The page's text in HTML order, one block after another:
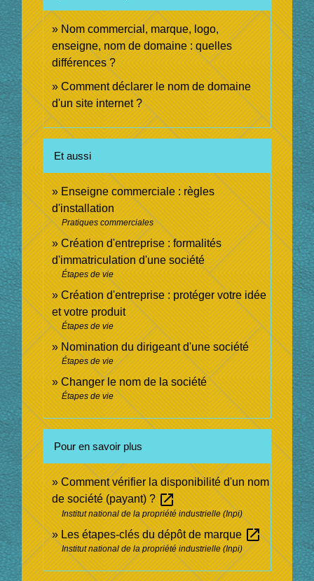
Nom commercial, marque, logo,
enseigne, nom de domaine : quelles
différences ?
Comment déclarer le nom de domaine
d'un site internet ?
Et aussi
Enseigne commerciale : règles
d'installation
Pratiques commerciales
Création d'entreprise : formalités
d'immatriculation d'une société
Étapes de vie
Création d'entreprise : protéger votre idée
et votre produit
Étapes de vie
Nomination du dirigeant d'une société
Étapes de vie
Changer le nom de la société
Étapes de vie
Pour en savoir plus
Comment vérifier la disponibilité d'un nom
de société (payant) ?open_in_new
Institut national de la propriété industrielle (Inpi)
Les étapes-clés du dépôt de marqueopen_in_new
Institut national de la propriété industrielle (Inpi)